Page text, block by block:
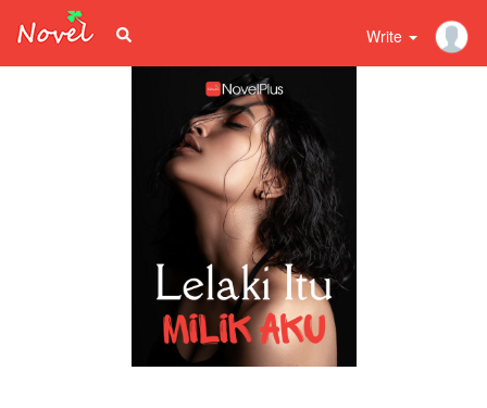
Write